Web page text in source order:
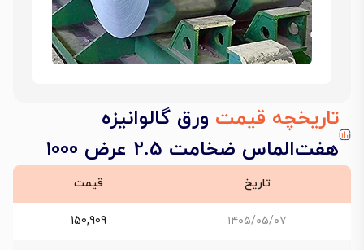
تاریخچه قیمت ورق گالوانیزه
هفت‌الماس ضخامت 2.5 عرض 1000
تاریخ قیمت
۱۴۰۵/۰۵/۰۷ 150,909